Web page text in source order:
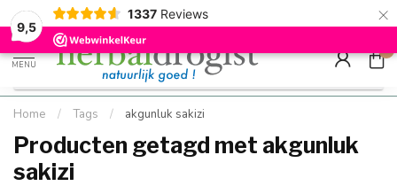
9,5
1337 Reviews ×
Kostenloser DE-Versand ab Mindestbestellwert |
Schnell geliefert
Minimum
Hızlı
MENU
0
Home / Tags / akgunluk sakizi
Producten getagd met akgunluk
sakizi